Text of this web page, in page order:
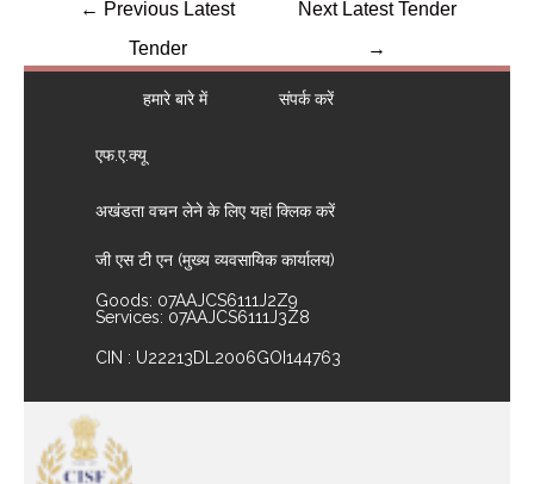
← Previous Latest
Tender
Next Latest Tender
→
हमारे बारे में संपर्क करें
एफ.ए.क्यू
अखंडता वचन लेने के लिए यहां क्लिक करें
जी एस टी एन (मुख्य व्यवसायिक कार्यालय)
Goods: 07AAJCS6111J2Z9
Services: 07AAJCS6111J3Z8
CIN : U22213DL2006GOI144763